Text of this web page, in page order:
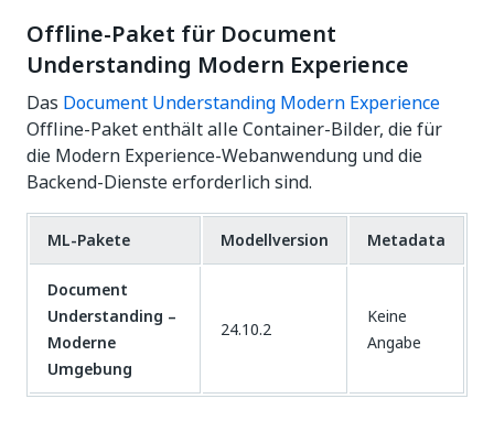
Offline-Paket für Document
Understanding Modern Experience
Das Document Understanding Modern Experience
Offline-Paket enthält alle Container-Bilder, die für
die Modern Experience-Webanwendung und die
Backend-Dienste erforderlich sind.
ML-Pakete Modellversion Metadata
Document
Understanding –
Moderne
Umgebung
24.10.2
Keine
Angabe